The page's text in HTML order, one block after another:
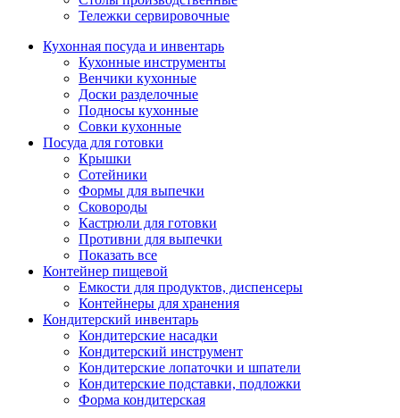
Тележки сервировочные
Кухонная посуда и инвентарь
Кухонные инструменты
Венчики кухонные
Доски разделочные
Подносы кухонные
Совки кухонные
Посуда для готовки
Крышки
Сотейники
Формы для выпечки
Сковороды
Кастрюли для готовки
Противни для выпечки
Показать все
Контейнер пищевой
Емкости для продуктов, диспенсеры
Контейнеры для хранения
Кондитерский инвентарь
Кондитерские насадки
Кондитерский инструмент
Кондитерские лопаточки и шпатели
Кондитерские подставки, подложки
Форма кондитерская